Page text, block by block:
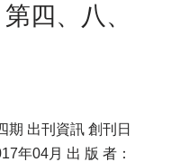
四、八、
期 出刊資訊 創刊日
年04月 出 版 者：